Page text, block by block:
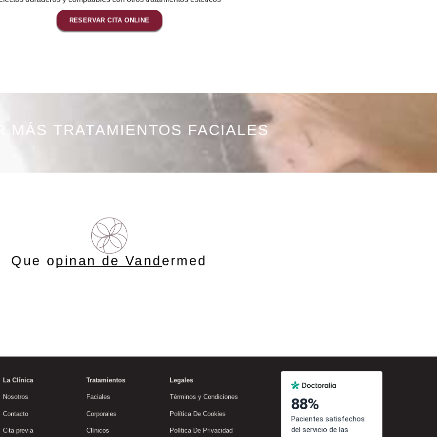
RESERVAR CITA ONLINE
MÁS TRATAMIENTOS FACIALES
Que opinan de Vandermed
La Clínica
Nosotros
Contacto
Cita previa
Tratamientos
Faciales
Corporales
Clínicos
Legales
Términos y Condiciones
Política De Cookies
Política De Privacidad